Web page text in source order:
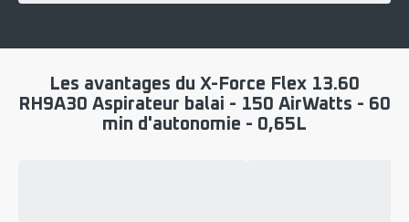
Les avantages du X-Force Flex 13.60
RH9A30 Aspirateur balai - 150 AirWatts - 60
min d'autonomie - 0,65L